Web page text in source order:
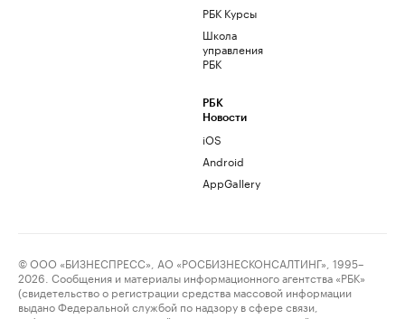
РБК Курсы
Школа
управления
РБК
РБК
Новости
iOS
Android
AppGallery
© ООО «БИЗНЕСПРЕСС», АО «РОСБИЗНЕСКОНСАЛТИНГ», 1995–
2026. Сообщения и материалы информационного агентства «РБК»
(свидетельство о регистрации средства массовой информации
выдано Федеральной службой по надзору в сфере связи,